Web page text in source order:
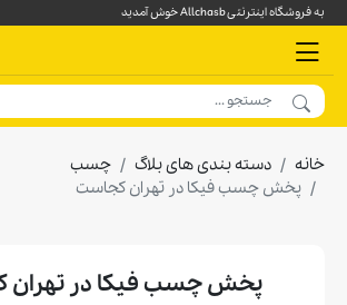
به فروشگاه اینترنتی Allchasb خوش آمدید
خانه دسته بندی های بلاگ
چسب
پخش چسب فیکا در تهران کجاست
پخش چسب فیکا در تهران